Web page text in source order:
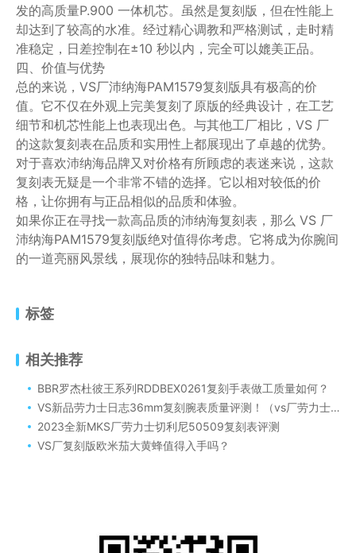
发的高质量P.900 一体机芯。虽然是复刻版，但在性能上
却达到了较高的水准。经过精心调教和严格测试，走时精
准稳定，日差控制在±10 秒以内，完全可以媲美正品。
四、价值与优势
总的来说，VS厂沛纳海PAM1579复刻版具有极高的价
值。它不仅在外观上完美复刻了原版的经典设计，在工艺
细节和机芯性能上也表现出色。与其他工厂相比，VS 厂
的这款复刻表在品质和实用性上都展现出了卓越的优势。
对于喜欢沛纳海品牌又对价格有所顾虑的表迷来说，这款
复刻表无疑是一个非常不错的选择。它以相对较低的价
格，让你拥有与正品相似的品质和体验。
如果你正在寻找一款高品质的沛纳海复刻表，那么 VS 厂
沛纳海PAM1579复刻版绝对值得你考虑。它将成为你腕间
的一道亮丽风景线，展现你的独特品味和魅力。
标签
相关推荐
BBR罗杰杜彼王系列RDDBEX0261复刻手表做工质量如何？
VS新品劳力士日志36mm复刻腕表质量评测！（vs厂劳力士36蓝盘日志搭配丹东3235机芯可靠吗）
2023全新MKS厂劳力士切利尼50509复刻表评测
VS厂复刻版欧米茄大黄蜂值得入手吗？